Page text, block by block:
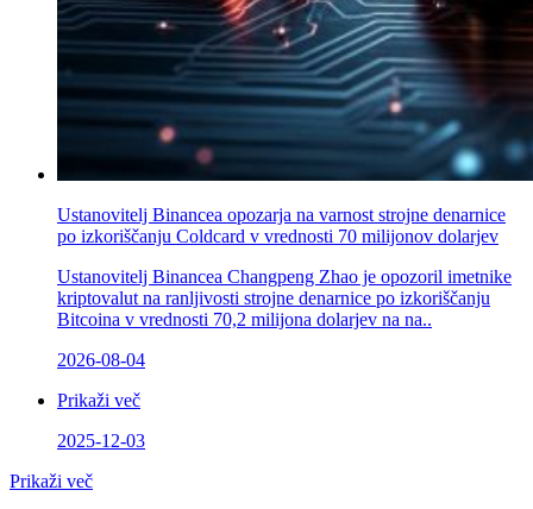
Ustanovitelj Binancea opozarja na varnost strojne denarnice
po izkoriščanju Coldcard v vrednosti 70 milijonov dolarjev
Ustanovitelj Binancea Changpeng Zhao je opozoril imetnike
kriptovalut na ranljivosti strojne denarnice po izkoriščanju
Bitcoina v vrednosti 70,2 milijona dolarjev na na..
2026-08-04
Prikaži več
2025-12-03
Prikaži več